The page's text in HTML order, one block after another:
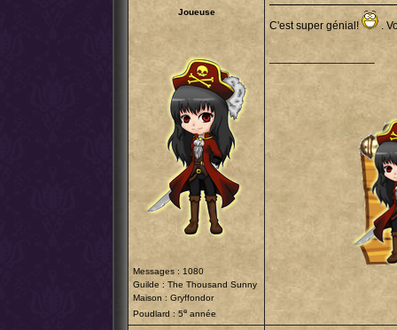
Joueuse
Messages : 1080
Guilde : The Thousand Sunny
Maison : Gryffondor
Poudlard : 5e année
C'est super génial! .
_________________